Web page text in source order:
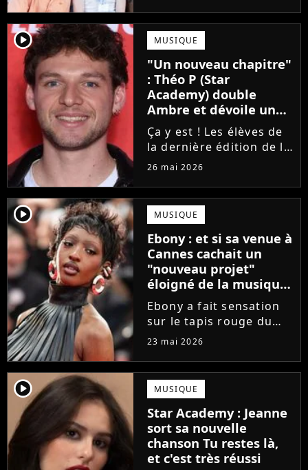
dernière minute pour
des raisons de santé, ne
sera finalement pas
reprogrammé.
player2 MUSIQUE
"Un nouveau chapitre"
: Théo P (Star
Academy) double
Ambre et dévoile un
premier extrait de son
single
Ça y est ! Les élèves de
la dernière édition de la
Star Academy
publier leurs singles et
c'est Théo P qui sera le
prochain à faire le
grand saut. Découvrez
un extrait...
26 mai 2026
player2 MUSIQUE
Ebony : et si sa venue à
Cannes cachait un
"nouveau projet"
éloigné de la musique
?
Ebony a fait sensation
sur le tapis rouge du
Festival de Cannes 2026.
un "nouveau projet" en
lien avec... le cinéma ?
La finaliste de la Star
Academy divulgue...
23 mai 2026
player2 MUSIQUE
Star Academy : Jeanne
sort sa nouvelle
chanson Tu restes là,
et c'est très réussi